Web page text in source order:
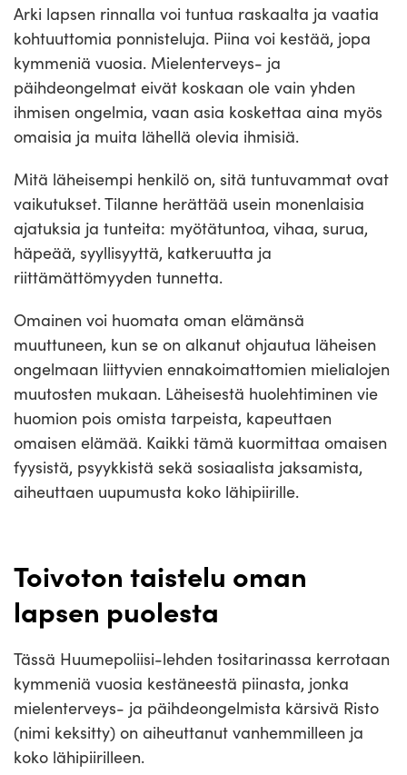
Arki lapsen rinnalla voi tuntua raskaalta ja vaatia
kohtuuttomia ponnisteluja. Piina voi kestää, jopa
kymmeniä vuosia. Mielenterveys- ja
päihdeongelmat eivät koskaan ole vain yhden
ihmisen ongelmia, vaan asia koskettaa aina myös
omaisia ja muita lähellä olevia ihmisiä.
Mitä läheisempi henkilö on, sitä tuntuvammat ovat
vaikutukset. Tilanne herättää usein monenlaisia
ajatuksia ja tunteita: myötätuntoa, vihaa, surua,
häpeää, syyllisyyttä, katkeruutta ja
riittämättömyyden tunnetta.
Omainen voi huomata oman elämänsä
muuttuneen, kun se on alkanut ohjautua läheisen
ongelmaan liittyvien ennakoimattomien mielialojen
muutosten mukaan. Läheisestä huolehtiminen vie
huomion pois omista tarpeista, kapeuttaen
omaisen elämää. Kaikki tämä kuormittaa omaisen
fyysistä, psyykkistä sekä sosiaalista jaksamista,
aiheuttaen uupumusta koko lähipiirille.
Toivoton taistelu oman
lapsen puolesta
Tässä Huumepoliisi-lehden tositarinassa kerrotaan
kymmeniä vuosia kestäneestä piinasta, jonka
mielenterveys- ja päihdeongelmista kärsivä Risto
(nimi keksitty) on aiheuttanut vanhemmilleen ja
koko lähipiirilleen.